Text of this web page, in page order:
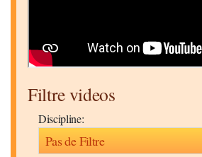
Filtre videos
Discipline: